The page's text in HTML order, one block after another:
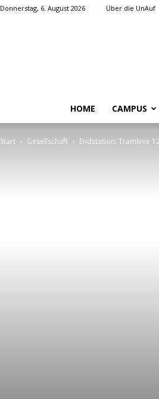
Donnerstag, 6. August 2026 Über die UnAuf
HOME CAMPUS
Start Gesellschaft Endstation: Tramlinie 12